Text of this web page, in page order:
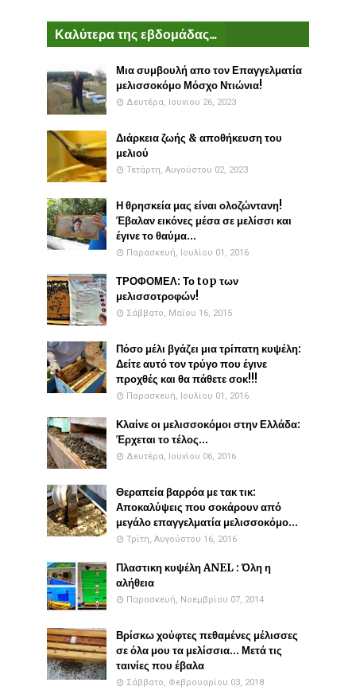
Καλύτερα της εβδομάδας...
Μια συμβουλή απο τον Επαγγελματία
μελισσοκόμο Μόσχο Ντιώνια!
Δευτέρα, Ιουνίου 26, 2023
Διάρκεια ζωής & αποθήκευση του
μελιού
Τετάρτη, Αυγούστου 02, 2023
Η θρησκεία μας είναι ολοζώντανη!
Έβαλαν εικόνες μέσα σε μελίσσι και
έγινε το θαύμα...
Παρασκευή, Ιουλίου 01, 2016
ΤΡΟΦΟΜΕΛ: Το top των
μελισσοτροφών!
Σάββατο, Μαΐου 16, 2015
Πόσο μέλι βγάζει μια τρίπατη κυψέλη:
Δείτε αυτό τον τρύγο που έγινε
προχθές και θα πάθετε σοκ!!!
Παρασκευή, Ιουλίου 01, 2016
Κλαίνε οι μελισσοκόμοι στην Ελλάδα:
Έρχεται το τέλος...
Δευτέρα, Ιουνίου 06, 2016
Θεραπεία βαρρόα με τακ τικ:
Αποκαλύψεις που σοκάρουν από
μεγάλο επαγγελματία μελισσοκόμο...
Τρίτη, Αυγούστου 16, 2016
Πλαστικη κυψέλη ANEL : Όλη η
αλήθεια
Παρασκευή, Νοεμβρίου 07, 2014
Βρίσκω χούφτες πεθαμένες μέλισσες
σε όλα μου τα μελίσσια... Μετά τις
ταινίες που έβαλα
Σάββατο, Φεβρουαρίου 03, 2018